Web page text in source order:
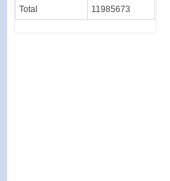
Total 11985673